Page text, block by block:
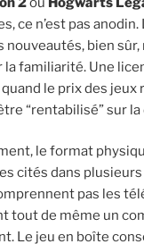
ce n’est pas anodin.
nouveautés, bien
familiarité. Une
le prix des jeux
“rentabilisé” sur
le format
cités dans
pas les
tout de même un
Le jeu en boîte